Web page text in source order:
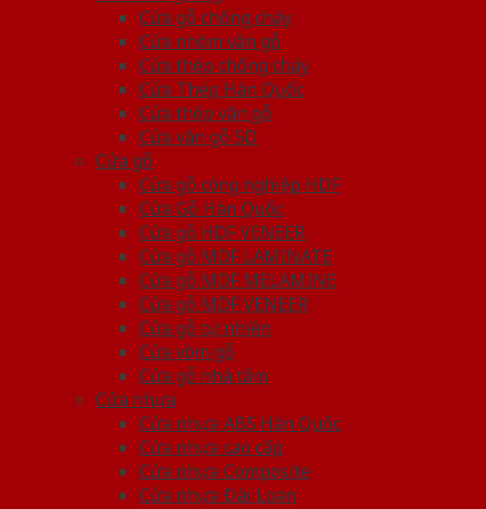
Cửa gỗ chống cháy
Cửa nhôm vân gỗ
Cửa thép chống cháy
Cửa Thép Hàn Quốc
Cửa thép vân gỗ
Cửa vân gỗ 5D
Cửa gỗ
Cửa gỗ công nghiệp HDF
Cửa Gỗ Hàn Quốc
Cửa gỗ HDF VENEER
Cửa gỗ MDF LAMINATE
Cửa gỗ MDF MELAMINE
Cửa gỗ MDF VENEER
Cửa gỗ tự nhiên
Cửa vòm gỗ
Cửa gỗ nhà tắm
Cửa nhựa
Cửa nhựa ABS Hàn Quốc
Cửa nhựa cao cấp
Cửa nhựa Composite
Cửa nhựa Đài Loan